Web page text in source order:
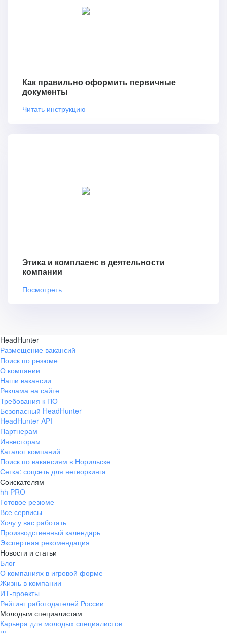
Как правильно оформить первичные
документы
Читать инструкцию
Этика и комплаенс в деятельности
компании
Посмотреть
HeadHunter
Размещение вакансий
Поиск по резюме
О компании
Наши вакансии
Реклама на сайте
Требования к ПО
Безопасный HeadHunter
HeadHunter API
Партнерам
Инвесторам
Каталог компаний
Поиск по вакансиям в Норильске
Сетка: соцсеть для нетворкинга
Соискателям
hh PRO
Готовое резюме
Все сервисы
Хочу у вас работать
Производственный календарь
Экспертная рекомендация
Новости и статьи
Блог
О компаниях в игровой форме
Жизнь в компании
ИТ-проекты
Рейтинг работодателей России
Молодым специалистам
Карьера для молодых специалистов